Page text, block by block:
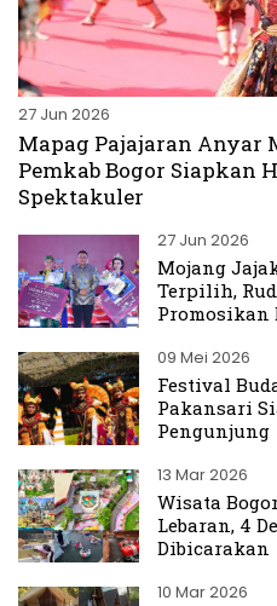
27 Jun 2026
Mapag Pajajaran Anyar
Pemkab Bogor Siapkan
Spektakuler
27 Jun 2026
Mojang
Terpilih,
Promosikan
09 Mei 2026
Festival
Pakansari
Pengunjung
13 Mar 2026
Wisata
Lebaran, 4
Dibicarakan
10 Mar 2026